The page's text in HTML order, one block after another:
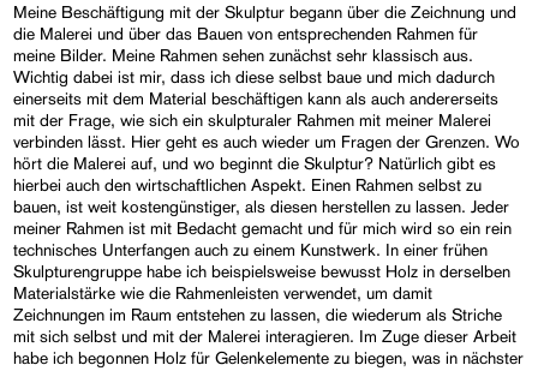
Meine Beschäftigung mit der Skulptur begann über die Zeichnung und
die Malerei und über das Bauen von entsprechenden Rahmen für
meine Bilder. Meine Rahmen sehen zunächst sehr klassisch aus.
Wichtig dabei ist mir, dass ich diese selbst baue und mich dadurch
einerseits mit dem Material beschäftigen kann als auch andererseits
mit der Frage, wie sich ein skulpturaler Rahmen mit meiner Malerei
verbinden lässt. Hier geht es auch wieder um Fragen der Grenzen. Wo
hört die Malerei auf, und wo beginnt die Skulptur? Natürlich gibt es
hierbei auch den wirtschaftlichen Aspekt. Einen Rahmen selbst zu
bauen, ist weit kostengünstiger, als diesen herstellen zu lassen. Jeder
meiner Rahmen ist mit Bedacht gemacht und für mich wird so ein rein
technisches Unterfangen auch zu einem Kunstwerk. In einer frühen
Skulpturengruppe habe ich beispielsweise bewusst Holz in derselben
Materialstärke wie die Rahmenleisten verwendet, um damit
Zeichnungen im Raum entstehen zu lassen, die wiederum als Striche
mit sich selbst und mit der Malerei interagieren. Im Zuge dieser Arbeit
habe ich begonnen Holz für Gelenkelemente zu biegen, was in nächster